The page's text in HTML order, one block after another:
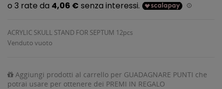
ACRYLIC SKULL STAND FOR SEPTUM 12pcs
Venduto vuoto
Aggiungi prodotti al carrello per GUADAGNARE PUNTI che
potrai usare per ottenere dei PREMI IN REGALO